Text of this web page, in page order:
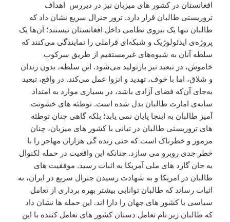
افغانستان در کشور های میزبان نیز در دیررس اهداف
تروریستی طالبان قرار دارد. ترور جنرال سریع نشان داد که
طالبان تنها یک نیروی نظامی داخل افغانستان نیستند؛ آن‌ها یک
پروژه‌ی ایدئولوژیک و شبکه‌ای فراملی را نمایندگی می‌کنند که
سلطه‌ آنان به شیوه‌های غیرمستقیم از طریق سرکوب
خاموش، در تبعید نیز بازتولید می‌شود. این سلطه، بدون زندان
و شلاق، اما با خوف، تهدید و انزوا عمل می‌کند. در واقع، تبعید
به‌جای آن‌که فضای آزادی باشد، در بسیاری موارد به امتداد
سایه‌ی امارت طالبان بدل شده است. توطئه های خشونت
آمیز طالبان به اینجا پایان نمی یابد؛ بلکه گاهی چنان توطئه
های تروریستی طالبان در تبانی با کشور های میزبان، چنان
مرموز و خطرناک است که حتی زنده گی هزاران مهاجر را با
خطر جدی روبرو می سازد. چنانکه این واقعیت در حمله لکنوال
به جان گارد های ملی آمریکا به اثبات رسید. موفقیت های
طالبان در امریکا و به شهادت رسیدن جنرال سریع در ایران، به
اثبات رساند که طالبان توانایی بیشتر بهره برداری از تعامل
سیاسی با کشور های جهان را دارا اند. این حمله ها نشان داد
که طالبان زیر نام تعامل دستان کشور های تعامل کننده با این